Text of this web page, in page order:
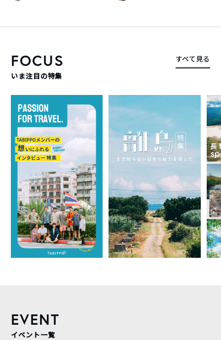
FOCUS
いま注目の特集
すべて見る
EVENT
イベント一覧